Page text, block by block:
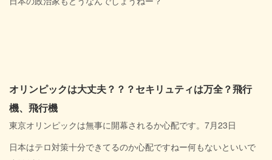
オリンピックは大丈夫？？？セキリュティは万全？飛行
機、飛行機
東京オリンピックは無事に開幕されるか心配です。7月23日
日本はテロ対策十分できてるのか心配ですねー何もないといいで